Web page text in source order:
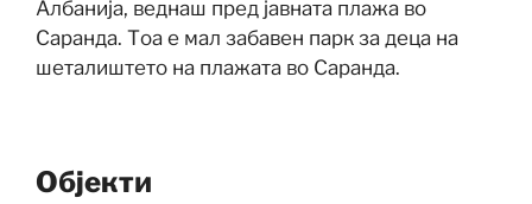
Албанија, веднаш пред јавната плажа во
Саранда. Тоа е мал забавен парк за деца на
шеталиштето на плажата во Саранда.
Објекти